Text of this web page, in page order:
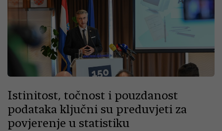
Istinitost, točnost i pouzdanost
podataka ključni su preduvjeti za
povjerenje u statistiku